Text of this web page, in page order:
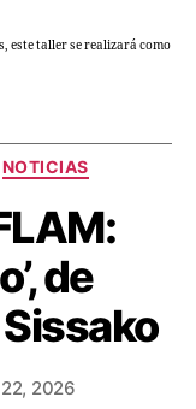
este taller se realizará como
NOTICIAS
de
2026